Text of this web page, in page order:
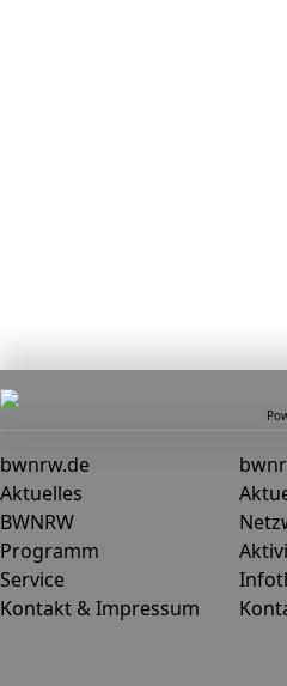
bwnrw.de
Aktuelles
BWNRW
Programm
Service
Kontakt & Impressum